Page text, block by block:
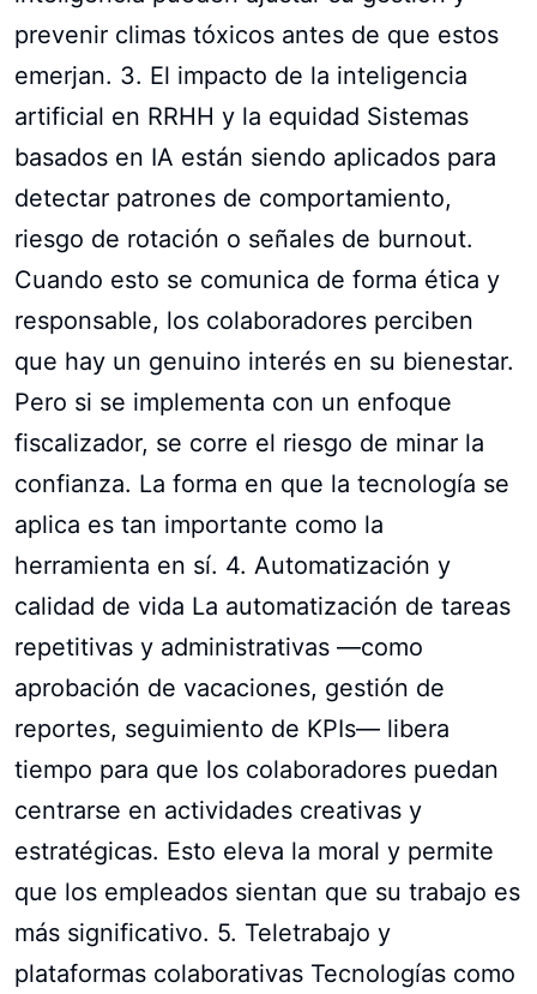
prevenir climas tóxicos antes de que estos
emerjan. 3. El impacto de la inteligencia
artificial en RRHH y la equidad Sistemas
basados en IA están siendo aplicados para
detectar patrones de comportamiento,
riesgo de rotación o señales de burnout.
Cuando esto se comunica de forma ética y
responsable, los colaboradores perciben
que hay un genuino interés en su bienestar.
Pero si se implementa con un enfoque
fiscalizador, se corre el riesgo de minar la
confianza. La forma en que la tecnología se
aplica es tan importante como la
herramienta en sí. 4. Automatización y
calidad de vida La automatización de tareas
repetitivas y administrativas —como
aprobación de vacaciones, gestión de
reportes, seguimiento de KPIs— libera
tiempo para que los colaboradores puedan
centrarse en actividades creativas y
estratégicas. Esto eleva la moral y permite
que los empleados sientan que su trabajo es
más significativo. 5. Teletrabajo y
plataformas colaborativas Tecnologías como